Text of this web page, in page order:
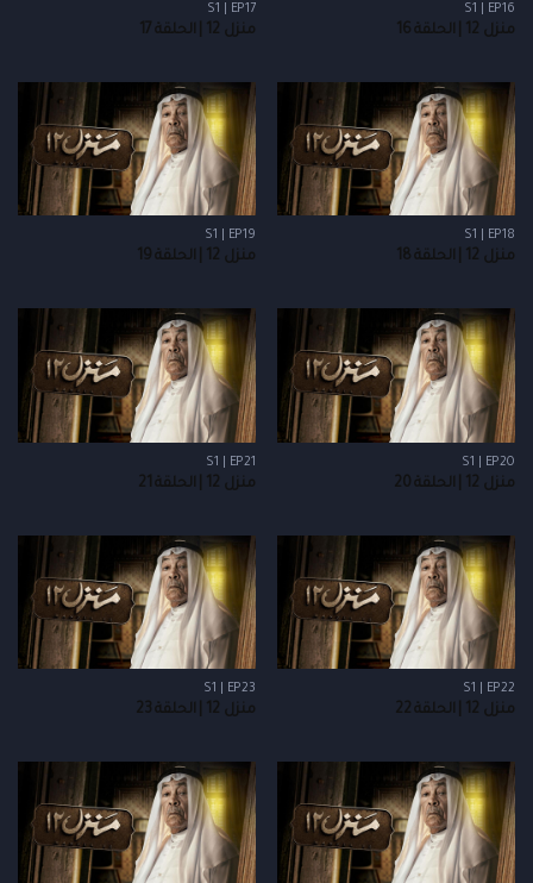
S1 | EP16
منزل 12 | الحلقة 16
S1 | EP17
منزل 12 | الحلقة 17
S1 | EP18
منزل 12 | الحلقة 18
S1 | EP19
منزل 12 | الحلقة 19
S1 | EP20
منزل 12 | الحلقة 20
S1 | EP21
منزل 12 | الحلقة 21
S1 | EP22
منزل 12 | الحلقة 22
S1 | EP23
منزل 12 | الحلقة 23